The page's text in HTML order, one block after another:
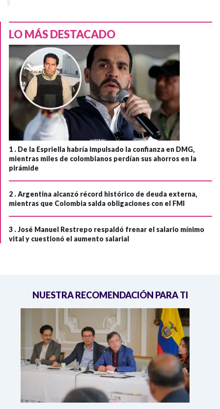
LO MÁS DESTACADO
1 . De la Espriella habría impulsado la confianza en DMG,
mientras miles de colombianos perdían sus ahorros en la
pirámide
2 .Argentina alcanzó récord histórico de deuda externa,
mientras que Colombia salda obligaciones con el FMI
3 .José Manuel Restrepo respaldó frenar el salario mínimo
vital y cuestionó el aumento salarial
NUESTRA RECOMENDACIÓN PARA TI